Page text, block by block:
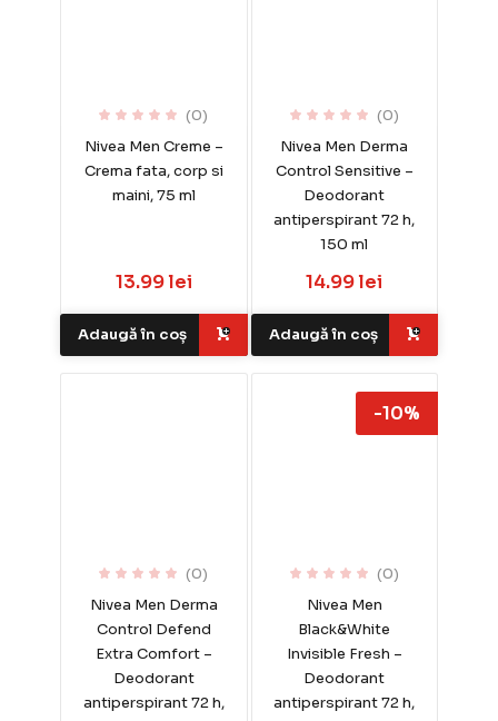
(0)
Nivea Men Creme –
Crema fata, corp si
maini, 75 ml
13.99 lei
Adaugă în coș
(0)
Nivea Men Derma
Control Sensitive –
Deodorant
antiperspirant 72 h,
150 ml
14.99 lei
Adaugă în coș
(0)
Nivea Men Derma
Control Defend
Extra Comfort –
Deodorant
antiperspirant 72 h,
(0)
Nivea Men
Black&White
Invisible Fresh –
Deodorant
antiperspirant 72 h,
-10%